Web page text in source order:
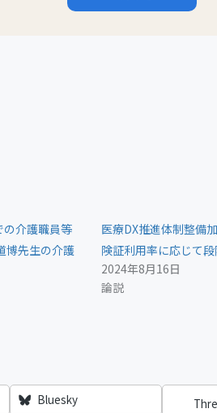
介護職員等
博先生の介護
医療DX推進体制整備
険証利用率に応じて
2024年8月16日
論説
Bluesky